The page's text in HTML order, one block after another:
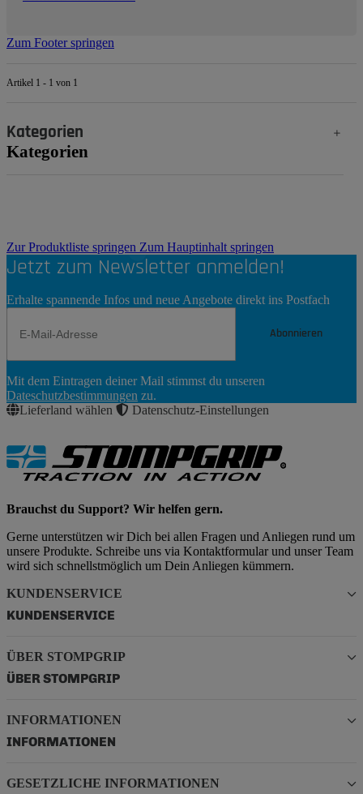
Zum Footer springen
Artikel 1 - 1 von 1
Kategorien
Kategorien
Zur Produktliste springen Zum Hauptinhalt springen
Jetzt zum Newsletter anmelden!
Erhalte spannende Infos und neue Angebote direkt ins Postfach
Abonnieren
Abonnieren
Mit dem Eintragen deiner Mail stimmst du unseren
Dateschutzbestimmungen zu.
Lieferland wählen
Datenschutz-Einstellungen
Brauchst du Support? Wir helfen gern.
Gerne unterstützen wir Dich bei allen Fragen und Anliegen rund um
unsere Produkte. Schreibe uns via Kontaktformular und unser Team
wird sich schnellstmöglich um Dein Anliegen kümmern.
KUNDENSERVICE
KUNDENSERVICE
ÜBER STOMPGRIP
ÜBER STOMPGRIP
INFORMATIONEN
INFORMATIONEN
GESETZLICHE INFORMATIONEN